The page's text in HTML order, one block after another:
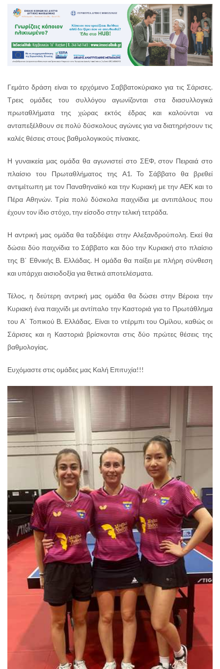
Γεμάτο δράση είναι το ερχόμενο Σαββατοκύριακο για τις Σάρισες.
Τρεις ομάδες του συλλόγου αγωνίζονται στα διασυλλογικά
πρωταθλήματα της χώρας εκτός έδρας και καλούνται να
ανταπεξέλθουν σε πολύ δύσκολους αγώνες για να διατηρήσουν τις
καλές θέσεις στους βαθμολογικούς πίνακες.
Η γυναικεία μας ομάδα θα αγωνιστεί στο ΣΕΦ, στον Πειραιά στο
πλαίσιο του Πρωταθλήματος της Α1. Το Σάββατο θα βρεθεί
αντιμέτωπη με τον Παναθηναϊκό και την Κυριακή με την ΑΕΚ και το
Πέρα Αθηνών. Τρία πολύ δύσκολα παιχνίδια με αντιπάλους που
έχουν τον ίδιο στόχο, την είσοδο στην τελική τετράδα.
Η αντρική μας ομάδα θα ταξιδέψει στην Αλεξανδρούπολη. Εκεί θα
δώσει δύο παιχνίδια το Σάββατο και δύο την Κυριακή στο πλαίσιο
της Β΄ Εθνικής Β. Ελλάδας. Η ομάδα θα παίξει με πλήρη σύνθεση
και υπάρχει αισιοδοξία για θετικά αποτελέσματα.
Τέλος, η δεύτερη αντρική μας ομάδα θα δώσει στην Βέροια την
Κυριακή ένα παιχνίδι με αντίπαλο την Καστοριά για το Πρωτάθλημα
του Α΄ Τοπικού Β. Ελλάδας. Είναι το ντέρμπι του Ομίλου, καθώς οι
Σάρισες και η Καστοριά βρίσκονται στις δύο πρώτες θέσεις της
βαθμολογίας.
Ευχόμαστε στις ομάδες μας Καλή Επιτυχία!!!